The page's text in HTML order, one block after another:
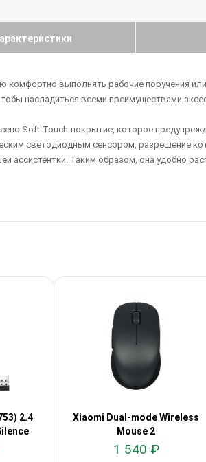
выполнять рабочие поручения
насладиться всеми преимуществами
Soft-Touch-покрытие, которое
светодиодным сенсором, разрешение
Таким образом, она удобно
2.4
Xiaomi Dual-mode Wireless
Mouse 2
1 540 ₽